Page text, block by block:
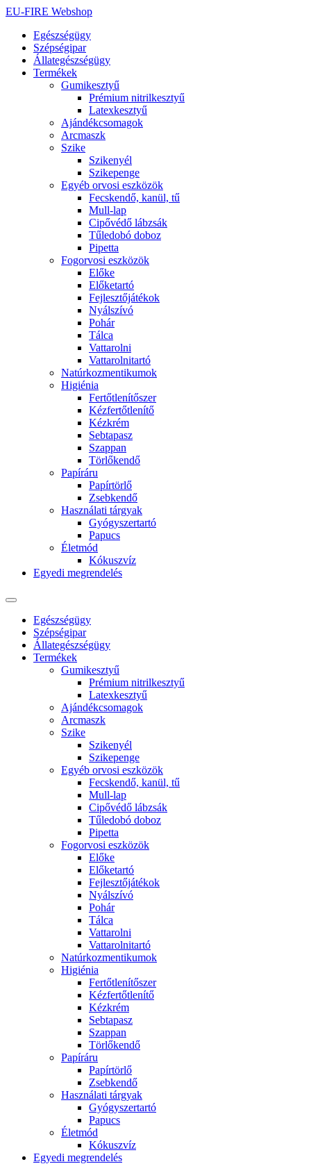
Ugrás
tartalomhoz
EU-FIRE Webshop
Egészségügy
Szépségipar
Állategészségügy
Termékek
Gumikesztyű
Prémium nitrilkesztyű
Latexkesztyű
Ajándékcsomagok
Arcmaszk
Szike
Szikenyél
Szikepenge
Egyéb orvosi eszközök
Fecskendő, kanül, tű
Mull-lap
Cipővédő lábzsák
Tűledobó doboz
Pipetta
Fogorvosi eszközök
Előke
Előketartó
Fejlesztőjátékok
Nyálszívó
Pohár
Tálca
Vattarolni
Vattarolnitartó
Natúrkozmentikumok
Higiénia
Fertőtlenítőszer
Kézfertőtlenítő
Kézkrém
Sebtapasz
Szappan
Törlőkendő
Papíráru
Papírtörlő
Zsebkendő
Használati tárgyak
Gyógyszertartó
Papucs
Életmód
Kókuszvíz
Egyedi megrendelés
Egészségügy
Szépségipar
Állategészségügy
Termékek
Gumikesztyű
Prémium nitrilkesztyű
Latexkesztyű
Ajándékcsomagok
Arcmaszk
Szike
Szikenyél
Szikepenge
Egyéb orvosi eszközök
Fecskendő, kanül, tű
Mull-lap
Cipővédő lábzsák
Tűledobó doboz
Pipetta
Fogorvosi eszközök
Előke
Előketartó
Fejlesztőjátékok
Nyálszívó
Pohár
Tálca
Vattarolni
Vattarolnitartó
Natúrkozmentikumok
Higiénia
Fertőtlenítőszer
Kézfertőtlenítő
Kézkrém
Sebtapasz
Szappan
Törlőkendő
Papíráru
Papírtörlő
Zsebkendő
Használati tárgyak
Gyógyszertartó
Papucs
Életmód
Kókuszvíz
Egyedi megrendelés